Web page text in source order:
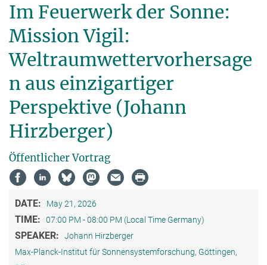
Im Feuerwerk der Sonne:
Mission Vigil:
Weltraumwettervorhersage
n aus einzigartiger
Perspektive (Johann
Hirzberger)
Öffentlicher Vortrag
DATE: May 21, 2026
TIME: 07:00 PM - 08:00 PM (Local Time Germany)
SPEAKER:
Johann Hirzberger
Max-Planck-Institut für Sonnensystemforschung, Göttingen,